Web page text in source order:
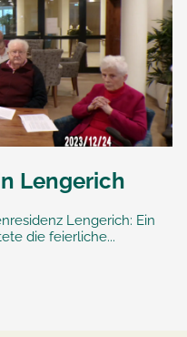
Lengerich
Lengerich: Ein
die feierliche...